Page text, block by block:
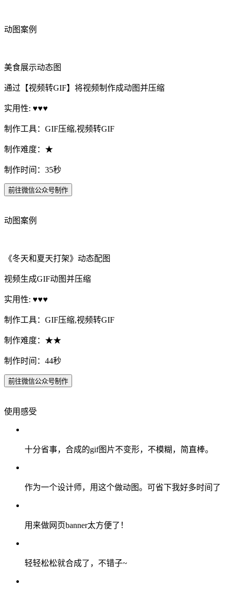
动图案例
美食展示动态图
通过【视频转GIF】将视频制作成动图并压缩
实用性: ♥♥♥
制作工具：GIF压缩,视频转GIF
制作难度：★
制作时间：35秒
前往微信公众号制作
动图案例
《冬天和夏天打架》动态配图
视频生成GIF动图并压缩
实用性: ♥♥♥
制作工具：GIF压缩,视频转GIF
制作难度：★★
制作时间：44秒
前往微信公众号制作
使用感受
十分省事，合成的gif图片不变形，不模糊，简直棒。
作为一个设计师，用这个做动图。可省下我好多时间了
用来做网页banner太方便了！
轻轻松松就合成了，不错子~